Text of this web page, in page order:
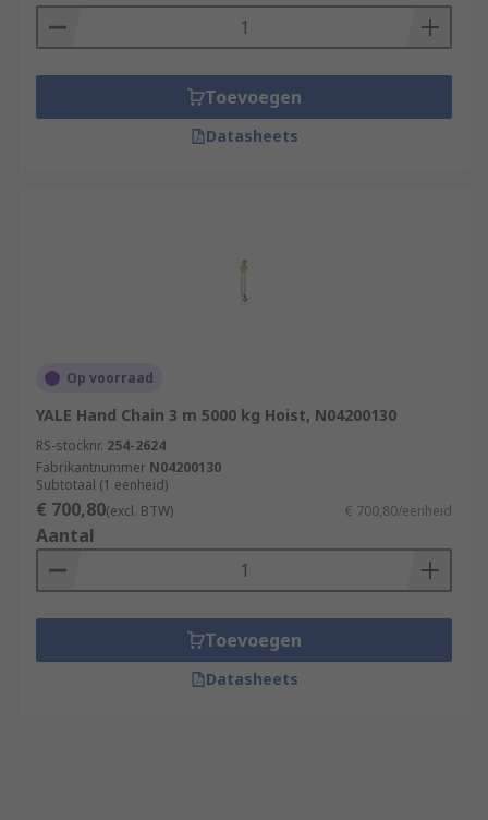
Toevoegen
Datasheets
Op voorraad
YALE Hand Chain 3 m 5000 kg Hoist, N04200130
RS-stocknr. 254-2624
Fabrikantnummer N04200130
Subtotaal (1 eenheid)
€ 700,80(excl. BTW) € 700,80/eenheid
Aantal
Toevoegen
Datasheets